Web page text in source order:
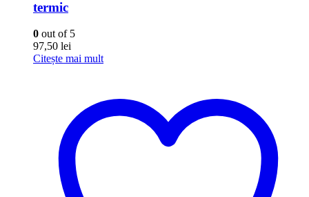
termic
0 out of 5
97,50 lei
Citește mai mult